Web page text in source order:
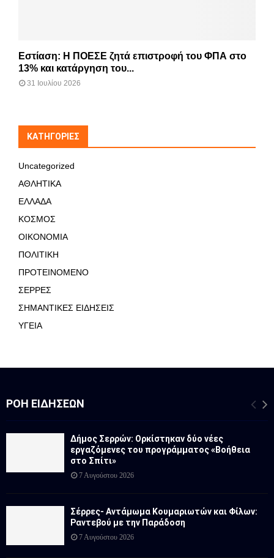
Εστίαση: Η ΠΟΕΣΕ ζητά επιστροφή του ΦΠΑ στο
13% και κατάργηση του...
31 Ιουλίου 2026
KΑΤΗΓΟΡΊΕΣ
Uncategorized
ΑΘΛΗΤΙΚΑ
ΕΛΛΑΔΑ
ΚΟΣΜΟΣ
ΟΙΚΟΝΟΜΙΑ
ΠΟΛΙΤΙΚΗ
ΠΡΟΤΕΙΝΟΜΕΝΟ
ΣΕΡΡΕΣ
ΣΗΜΑΝΤΙΚΕΣ ΕΙΔΗΣΕΙΣ
ΥΓΕΙΑ
ΡΟΉ ΕΙΔΉΣΕΩΝ
Δήμος Σερρών: Ορκίστηκαν δύο νέες
εργαζόμενες του προγράμματος «Βοήθεια
στο Σπίτι»
7 Αυγούστου 2026
Σέρρες- Αντάμωμα Κουμαριωτών και Φίλων:
Ραντεβού με την Παράδοση
7 Αυγούστου 2026